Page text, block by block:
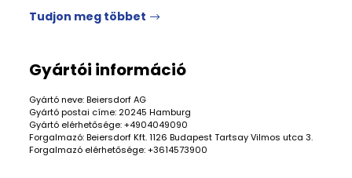
Tudjon meg többet
Gyártói információ
Gyártó neve: Beiersdorf AG
Gyártó postai címe: 20245 Hamburg
Gyártó elérhetősége: +4904049090
Forgalmazó: Beiersdorf Kft. 1126 Budapest Tartsay Vilmos utca 3.
Forgalmazó elérhetősége: +3614573900